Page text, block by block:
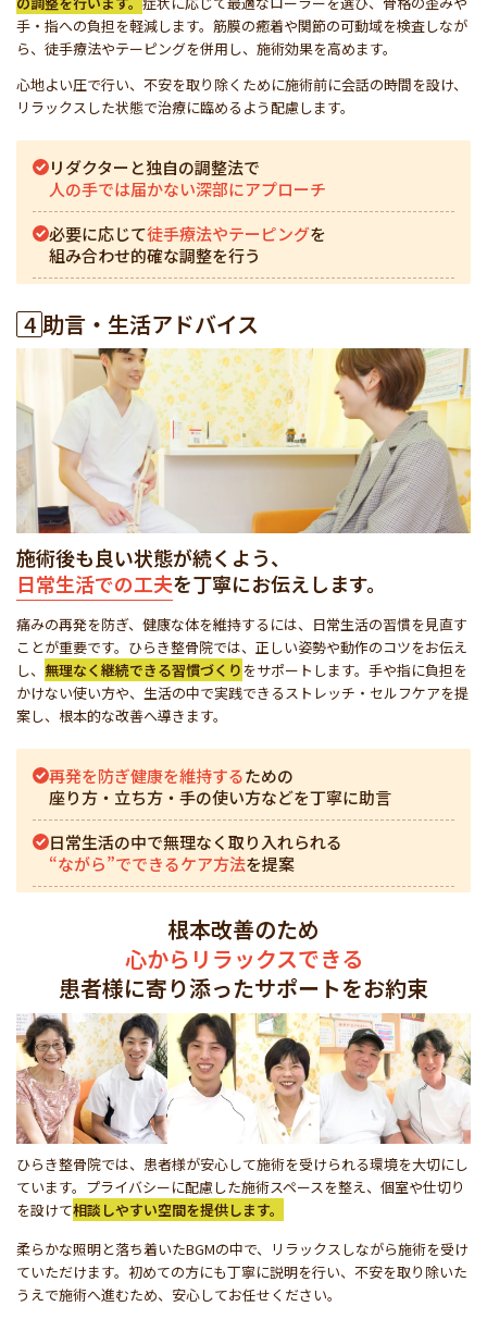
手・指への負担を軽減します。筋膜の癒着や関節の可動域を検査しなが
ら、徒手療法やテーピングを併用し、施術効果を高めます。
心地よい圧で行い、不安を取り除くために施術前に会話の時間を設け、
リラックスした状態で治療に臨めるよう配慮します。
リダクターと独自の調整法で
人の手では届かない深部にアプローチ
必要に応じて徒手療法やテーピングを
組み合わせ的確な調整を行う
4 助言・生活アドバイス
施術後も良い状態が続くよう、
日常生活での工夫を丁寧にお伝えします。
痛みの再発を防ぎ、健康な体を維持するには、日常生活の習慣を見直す
ことが重要です。ひらき整骨院では、正しい姿勢や動作のコツをお伝え
し、 無理なく継続できる習慣づくりをサポートします。手や指に負担を
かけない使い方や、生活の中で実践できるストレッチ・セルフケアを提
案し、根本的な改善へ導きます。
再発を防ぎ健康を維持するための
座り方・立ち方・手の使い方などを丁寧に助言
日常生活の中で無理なく取り入れられる
“ながら”でできるケア方法を提案
根本改善のため
心からリラックスできる
患者様に寄り添ったサポートをお約束
ひらき整骨院では、患者様が安心して施術を受けられる環境を大切にし
ています。プライバシーに配慮した施術スペースを整え、個室や仕切り
を設けて相談しやすい空間を提供します。
柔らかな照明と落ち着いたBGMの中で、リラックスしながら施術を受け
ていただけます。初めての方にも丁寧に説明を行い、不安を取り除いた
うえで施術へ進むため、安心してお任せください。